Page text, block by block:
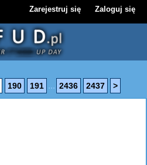
Zarejestruj się Zaloguj się
190 191 ... 2436 2437 >